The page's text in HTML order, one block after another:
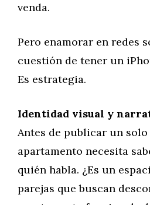
venda.
Pero enamorar en redes
cuestión de tener un
Es estrategia.
Identidad visual y
Antes de publicar un
apartamento necesita
quién habla. ¿Es un
parejas que buscan